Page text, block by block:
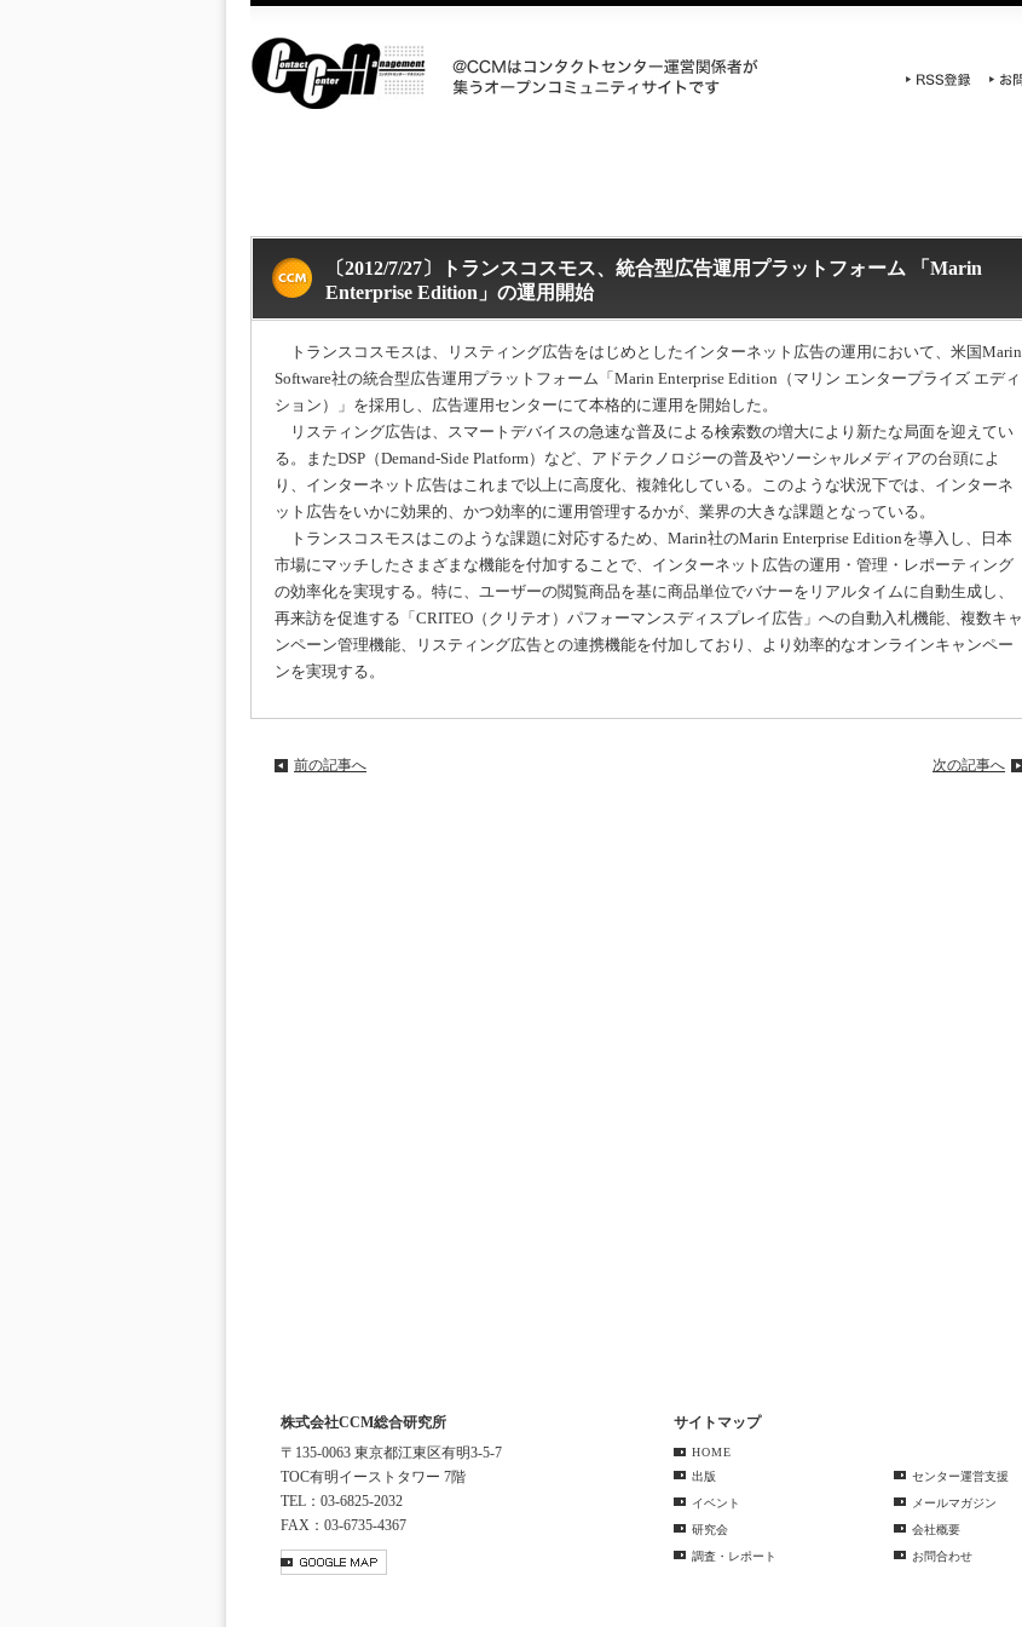
〔2012/7/27〕トランスコスモス、統合型広告運用プラットフォーム 「Marin
Enterprise Edition」の運用開始
トランスコスモスは、リスティング広告をはじめとしたインターネット広告の運用において、米国Marin
Software社の統合型広告運用プラットフォーム「Marin Enterprise Edition（マリン エンタープライズ エディ
ション）」を採用 し、広告運用センターにて本格的に運用を開始した。
リスティング広告は、スマートデバイスの急速な普及による検索数の増大により新たな局面を迎えてい
る。またDSP （Demand-Side Platform）など、アドテクノロジーの普及やソーシャルメディアの台頭によ
り、インターネット広告はこれまで以上に高度化、複雑化している。このような状況下では、インターネ
ット広告をいかに効果的、かつ効率的に運用管理するかが、業界の大きな課題となっている。
トランスコスモスはこのような課題に対応するため、Marin社のMarin Enterprise Editionを導入し、日本
市場にマ ッチしたさまざまな機能を付加することで、インターネット広告の運用・管理・レポーティング
の効率化を実現する。 特に、ユーザーの閲覧商品を基に商品単位でバナーをリアルタイムに自動生成し、
再来訪を促進する「CRITEO（クリ テオ）パフォーマンスディスプレイ広告」への自動入札機能、複数キャ
ンペーン管理機能、リスティング広告との連携機能を付加しており、より効率的なオンラインキャンペー
ンを実現する。
前の記事へ 次の記事へ
株式会社CCM総合研究所
〒135-0063 東京都江東区有明3-5-7
TOC有明イーストタワー 7階
TEL：03-6825-2032
FAX：03-6735-4367
サイトマップ
HOME
出版
センター運営支援
イベント
メールマガジン
研究会
会社概要
調査・レポート
お問合わせ